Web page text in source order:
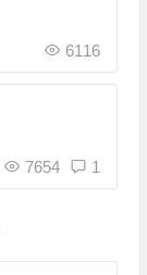
6116
7654 1